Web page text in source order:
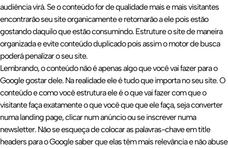
audiência virá. Se o conteúdo for de qualidade mais e mais visitantes
encontrarão seu site organicamente e retornarão a ele pois estão
gostando daquilo que estão consumindo. Estruture o site de maneira
organizada e evite conteúdo duplicado pois assim o motor de busca
poderá penalizar o seu site.
Lembrando, o conteúdo não é apenas algo que você vai fazer para o
Google gostar dele. Na realidade ele é tudo que importa no seu site. O
conteúdo e como você estrutura ele é o que vai fazer com que o
visitante faça exatamente o que você que que ele faça, seja converter
numa landing page, clicar num anúncio ou se inscrever numa
newsletter. Não se esqueça de colocar as palavras-chave em title
headers para o Google saber que elas têm mais relevância e não abuse